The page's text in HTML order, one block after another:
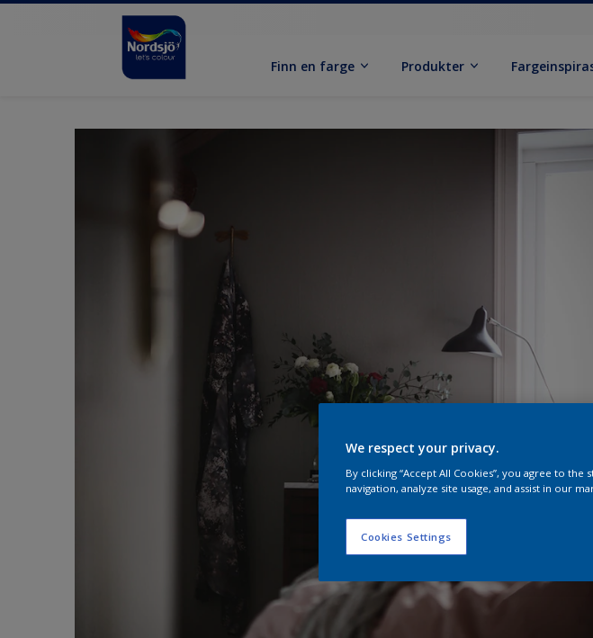
Finn en farge Produkter
We respect your privacy.
By clicking “Accept All Cookies”, you agree to
navigation, analyze site usage, and assist in our
Cookies Settings